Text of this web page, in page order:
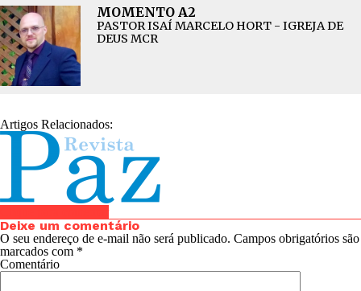
MOMENTO A2
PASTOR ISAÍ MARCELO HORT - IGREJA DE
DEUS MCR
Artigos Relacionados:
Deixe um comentário
O seu endereço de e-mail não será publicado. Campos obrigatórios são
marcados com *
Comentário